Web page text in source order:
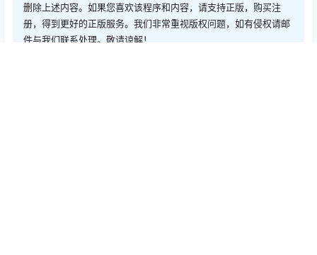
删除上述内容。如果您喜欢该程序和内容，请支持正版，购买注
册，得到更好的正版服务。我们非常重视版权问题，如有侵权请邮
件与我们联系处理。敬请谅解！